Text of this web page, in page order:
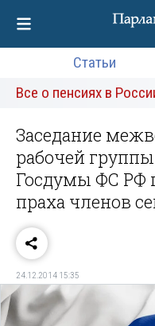
Статьи
Все о пенсиях в
Заседание
рабочей
Госдумы ФС РФ
праха членов
24.12.2014 15:35